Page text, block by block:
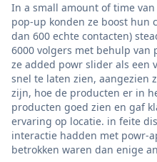
In a small amount of time
pop-up konden ze boost hun
dan 600 echte contacten)
6000 volgers met behulp van
ze added powr slider als een
snel te laten zien, aangezien
zijn, hoe de producten er in
producten goed zien en gaf
ervaring op locatie. in feite
interactie hadden met powr-
betrokken waren dan enige